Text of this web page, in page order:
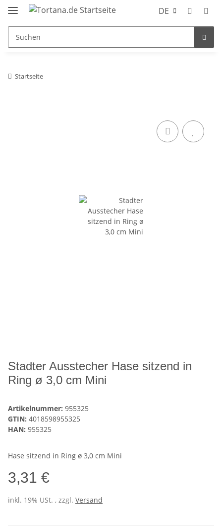
DE
Startseite
Stadter Ausstecher Hase sitzend in
Ring ø 3,0 cm Mini
Artikelnummer: 955325
GTIN: 4018598955325
HAN: 955325
Hase sitzend in Ring ø 3,0 cm Mini
3,31 €
inkl. 19% USt. , zzgl. Versand